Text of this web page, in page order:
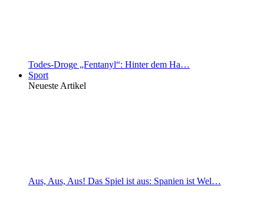
Todes-Droge „Fentanyl“: Hinter dem Ha…
Sport
Neueste Artikel
Aus, Aus, Aus! Das Spiel ist aus: Spanien ist Wel…